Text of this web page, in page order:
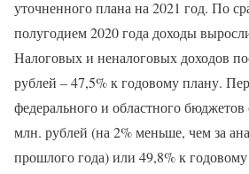
уточненного плана на 2021 год. По
полугодием 2020 года доходы
Налоговых и неналоговых доходов
рублей – 47,5% к годовому плану.
федерального и областного
млн. рублей (на 2% меньше, чем за
прошлого года) или 49,8% к